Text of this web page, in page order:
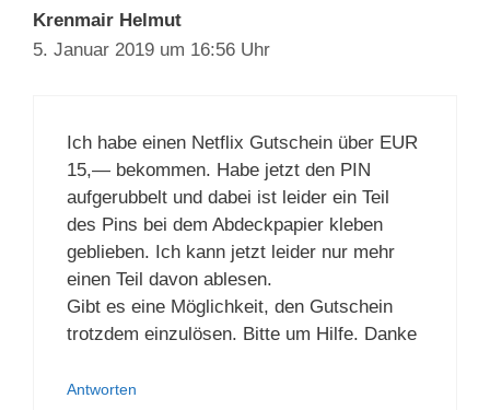
Krenmair Helmut
5. Januar 2019 um 16:56 Uhr
Ich habe einen Netflix Gutschein über EUR
15,— bekommen. Habe jetzt den PIN
aufgerubbelt und dabei ist leider ein Teil
des Pins bei dem Abdeckpapier kleben
geblieben. Ich kann jetzt leider nur mehr
einen Teil davon ablesen.
Gibt es eine Möglichkeit, den Gutschein
trotzdem einzulösen. Bitte um Hilfe. Danke
Antworten